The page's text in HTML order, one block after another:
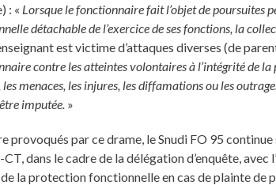
: « Lorsque le fonctionnaire fait l’objet de poursuites
détachable de l’exercice de ses fonctions, la
est victime d’attaques diverses (de
contre les atteintes volontaires à l’intégrité de la
menaces, les injures, les diffamations ou les
imputée. »
provoqués par ce drame, le Snudi FO 95
dans le cadre de la délégation d’enquête,
la protection fonctionnelle en cas de plainte de